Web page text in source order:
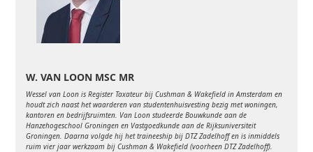
W. VAN LOON MSC MR
Wessel van Loon is Register Taxateur bij Cushman & Wakefield in Amsterdam en
houdt zich naast het waarderen van studentenhuisvesting bezig met woningen,
kantoren en bedrijfsruimten. Van Loon studeerde Bouwkunde aan de
Hanzehogeschool Groningen en Vastgoedkunde aan de Rijksuniversiteit
Groningen. Daarna volgde hij het traineeship bij DTZ Zadelhoff en is inmiddels
ruim vier jaar werkzaam bij Cushman & Wakefield (voorheen DTZ Zadelhoff).